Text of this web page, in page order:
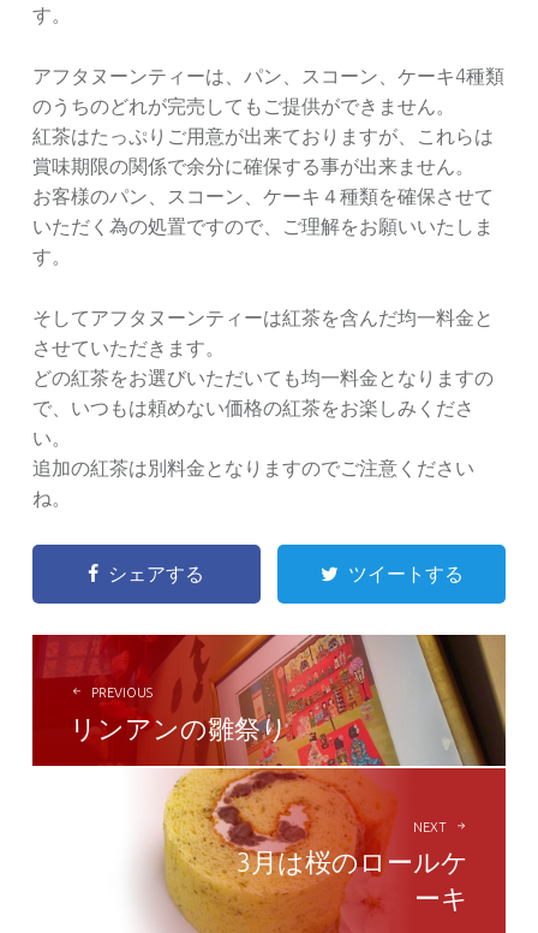
す。
アフタヌーンティーは、パン、スコーン、ケーキ4種類
のうちのどれが完売してもご提供ができません。
紅茶はたっぷりご用意が出来ておりますが、これらは
賞味期限の関係で余分に確保する事が出来ません。
お客様のパン、スコーン、ケーキ４種類を確保させて
いただく為の処置ですので、ご理解をお願いいたしま
す。
そしてアフタヌーンティーは紅茶を含んだ均一料金と
させていただきます。
どの紅茶をお選びいただいても均一料金となりますの
で、いつもは頼めない価格の紅茶をお楽しみくださ
い。
追加の紅茶は別料金となりますのでご注意ください
ね。
シェアする ツイートする
POST
NAVIGATION
PREVIOUS
リンアンの雛祭り
NEXT
3月は桜のロールケ
ーキ